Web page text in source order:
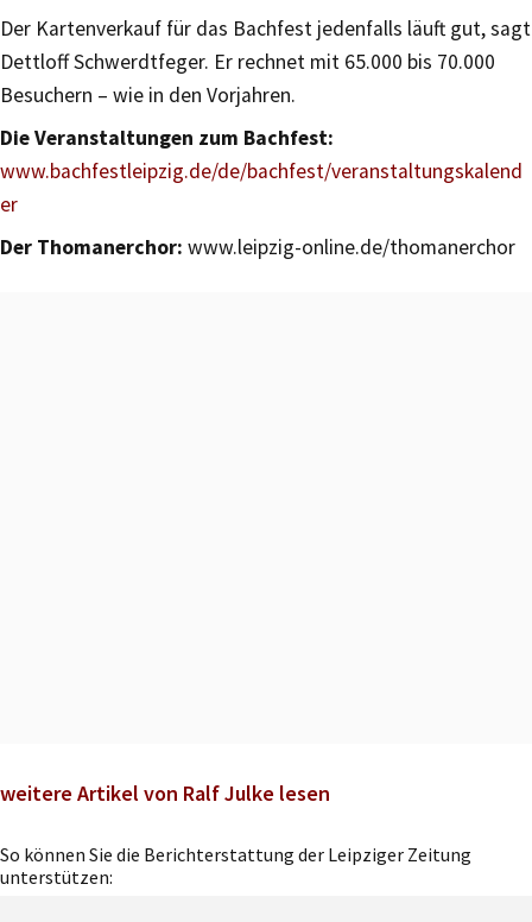
Der Kartenverkauf für das Bachfest jedenfalls läuft gut, sagt
Dettloff Schwerdtfeger. Er rechnet mit 65.000 bis 70.000
Besuchern – wie in den Vorjahren.
Die Veranstaltungen zum Bachfest:
www.bachfestleipzig.de/de/bachfest/veranstaltungskalend
er
Der Thomanerchor: www.leipzig-online.de/thomanerchor
weitere Artikel von Ralf Julke lesen
So können Sie die Berichterstattung der Leipziger Zeitung
unterstützen: